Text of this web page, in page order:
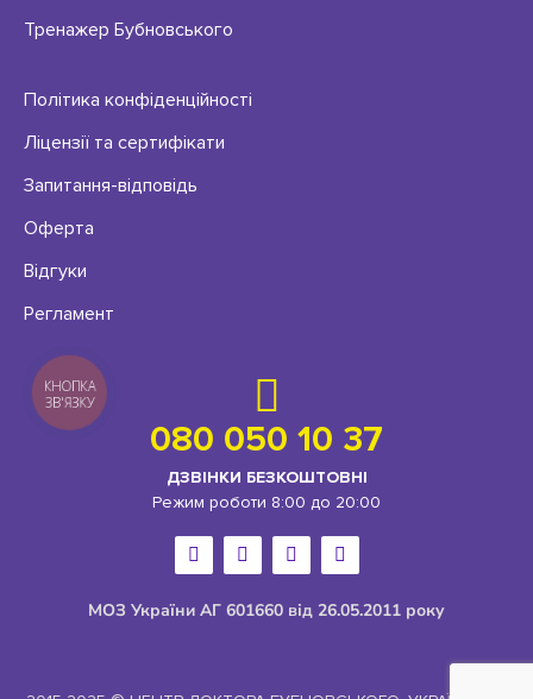
Тренажер Бубновського
Політика конфіденційності
Ліцензії та сертифікати
Запитання-відповідь
Оферта
Відгуки
Регламент
080 050 10 37
ДЗВІНКИ БЕЗКОШТОВНІ
Режим роботи 8:00 до 20:00
МОЗ України АГ 601660 від 26.05.2011 року
КНОПКА
ЗВ'ЯЗКУ